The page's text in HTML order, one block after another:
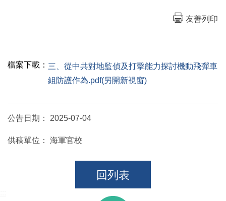
友善列印
檔案下載： 三、從中共對地監偵及打擊能力探討機動飛彈車
組防護作為.pdf(另開新視窗)
公告日期： 2025-07-04
供稿單位： 海軍官校
回列表